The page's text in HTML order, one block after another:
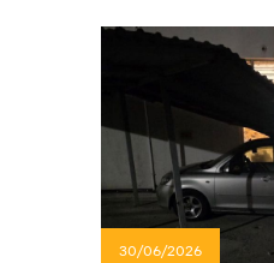
30/06/2026